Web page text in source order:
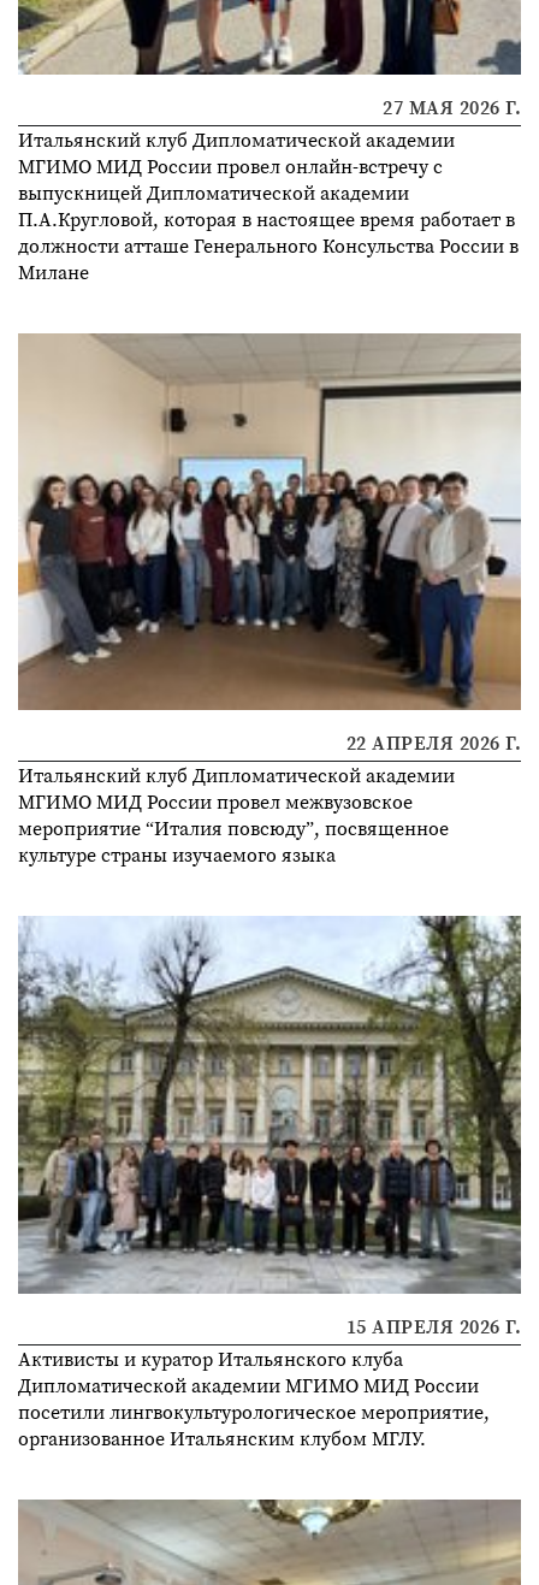
27 МАЯ 2026 Г.
Итальянский клуб Дипломатической академии
МГИМО МИД России провел онлайн-встречу с
выпускницей Дипломатической академии
П.А.Кругловой, которая в настоящее время работает в
должности атташе Генерального Консульства России в
Милане
22 АПРЕЛЯ 2026 Г.
Итальянский клуб Дипломатической академии
МГИМО МИД России провел межвузовское
мероприятие “Италия повсюду”, посвященное
культуре страны изучаемого языка
15 АПРЕЛЯ 2026 Г.
Активисты и куратор Итальянского клуба
Дипломатической академии МГИМО МИД России
посетили лингвокультурологическое мероприятие,
организованное Итальянским клубом МГЛУ.